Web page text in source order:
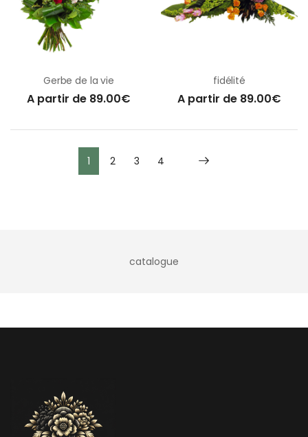
Gerbe de la vie
A partir de 89.00€
fidélité
A partir de 89.00€
1 2 3 4
catalogue